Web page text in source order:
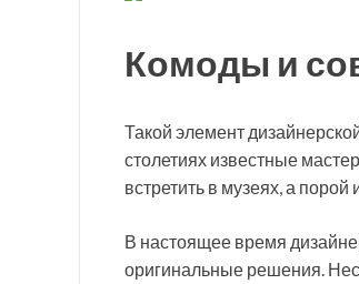
Комоды и
Такой элемент
столетиях известные
встретить в музеях, а
В настоящее время
оригинальные решения.